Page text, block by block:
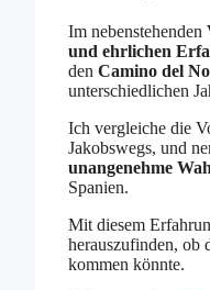
Im nebenstehenden
und ehrlichen
den Camino del
unterschiedlichen
Ich vergleiche die
Jakobswegs, und
unangenehme
Spanien.
Mit diesem
herauszufinden, ob
kommen könnte.